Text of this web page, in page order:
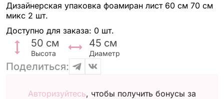
Дизайнерская упаковка фоамиран лист 60 см 70 см
микс 2 шт.
Доступно для заказа: 0 шт.
50 см
Высота
45 см
Диаметр
Поделиться:
Авторизуйтесь, чтобы получить бонусы за